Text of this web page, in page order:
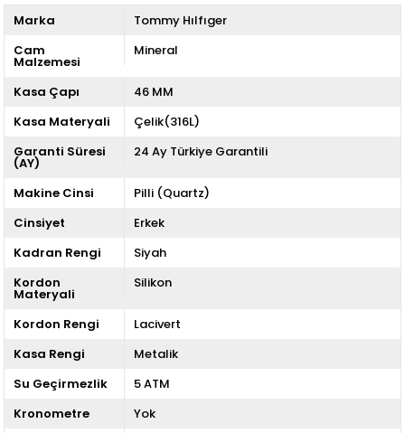
Marka
Tommy Hılfıger
Cam
Malzemesi
Mineral
Kasa Çapı
46 MM
Kasa Materyali
Çelik(316L)
Garanti Süresi
(AY)
24 Ay Türkiye Garantili
Makine Cinsi
Pilli (Quartz)
Cinsiyet
Erkek
Kadran Rengi
Siyah
Kordon
Materyali
Silikon
Kordon Rengi
Lacivert
Kasa Rengi
Metalik
Su Geçirmezlik
5 ATM
Kronometre
Yok